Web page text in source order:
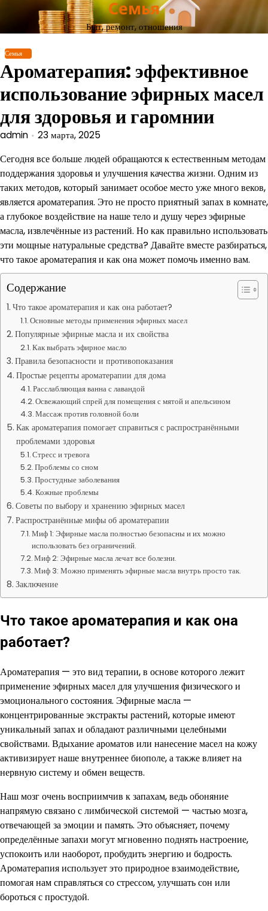
Перейти
содержимому
Семья
Быт, ремонт, отношения
Семья
Ароматерапия: эффективное
использование эфирных масел
для здоровья и гаромнии
admin 23 марта, 2025
Сегодня все больше людей обращаются к естественным методам
поддержания здоровья и улучшения качества жизни. Одним из
таких методов, который занимает особое место уже много веков,
является ароматерапия. Это не просто приятный запах в комнате,
а глубокое воздействие на наше тело и душу через эфирные
масла, извлечённые из растений. Но как правильно использовать
эти мощные натуральные средства? Давайте вместе разбираться,
что такое ароматерапия и как она может помочь именно вам.
Содержание
Что такое ароматерапия и как она работает?
Основные методы применения эфирных масел
Популярные эфирные масла и их свойства
Как выбрать эфирное масло
Правила безопасности и противопоказания
Простые рецепты ароматерапии для дома
Расслабляющая ванна с лавандой
Освежающий спрей для помещения с мятой и апельсином
Массаж против головной боли
Как ароматерапия помогает справиться с распространёнными
проблемами здоровья
Стресс и тревога
Проблемы со сном
Простудные заболевания
Кожные проблемы
Советы по выбору и хранению эфирных масел
Распространённые мифы об ароматерапии
Миф 1: Эфирные масла полностью безопасны и их можно
использовать без ограничений.
Миф 2: Эфирные масла лечат все болезни.
Миф 3: Можно применять эфирные масла внутрь просто так.
Заключение
Что такое ароматерапия и как она
работает?
Ароматерапия — это вид терапии, в основе которого лежит
применение эфирных масел для улучшения физического и
эмоционального состояния. Эфирные масла —
концентрированные экстракты растений, которые имеют
уникальный запах и обладают различными целебными
свойствами. Вдыхание ароматов или нанесение масел на кожу
активизирует наше внутреннее биополе, а также влияет на
нервную систему и обмен веществ.
Наш мозг очень восприимчив к запахам, ведь обоняние
напрямую связано с лимбической системой — частью мозга,
отвечающей за эмоции и память. Это объясняет, почему
определённые запахи могут мгновенно поднять настроение,
успокоить или наоборот, пробудить энергию и бодрость.
Ароматерапия использует это природное взаимодействие,
помогая нам справляться со стрессом, улучшать сон или
бороться с простудой.